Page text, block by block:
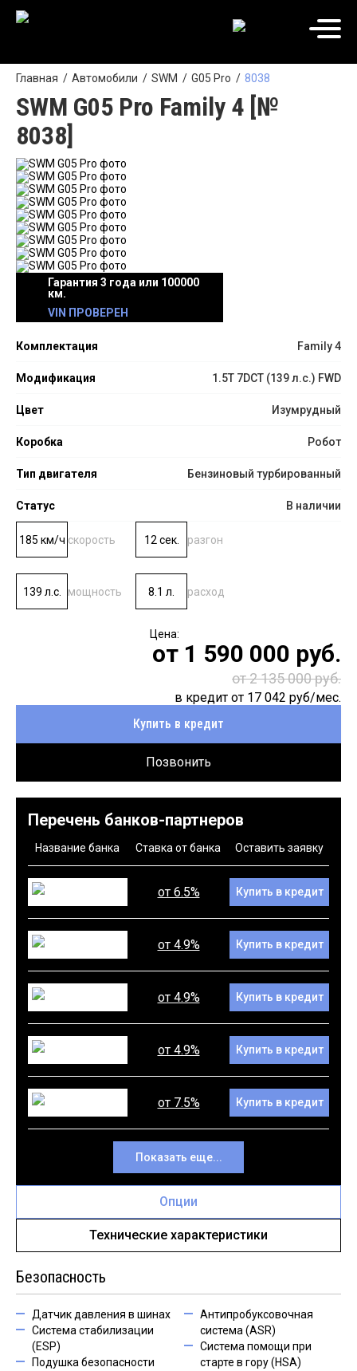
Главная Автомобили SWM G05 Pro 8038
SWM G05 Pro Family 4 [№
8038]
Гарантия 3 года или 100000
км.
VIN ПРОВЕРЕН
Комплектация Family 4
Модификация 1.5T 7DCT (139 л.с.) FWD
Цвет Изумрудный
Коробка Робот
Тип двигателя Бензиновый турбированный
Статус В наличии
185 км/ч скорость 12 сек. разгон
139 л.с. мощность 8.1 л. расход
от 1 590 000 руб.
от 2 135 000 руб.
в кредит от 17 042 руб/мес.
Купить в кредит
Позвонить
Перечень банков-партнеров
Название банка Ставка от банка Оставить заявку
от 6.5% Купить в кредит
от 4.9% Купить в кредит
от 4.9% Купить в кредит
от 4.9% Купить в кредит
от 7.5% Купить в кредит
Показать еще...
Опции
Технические характеристики
Безопасность
Датчик давления в шинах
Система стабилизации
(ESP)
Подушка безопасности
Антипробуксовочная
система (ASR)
Система помощи при
старте в гору (HSA)